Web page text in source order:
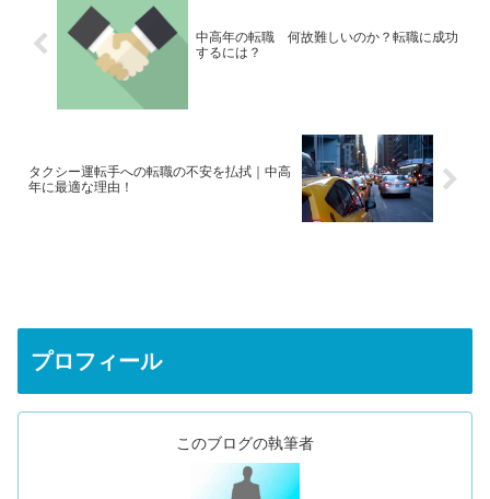
中高年の転職 何故難しいのか？転職に成功
するには？
タクシー運転手への転職の不安を払拭｜中高
年に最適な理由！
プロフィール
このブログの執筆者